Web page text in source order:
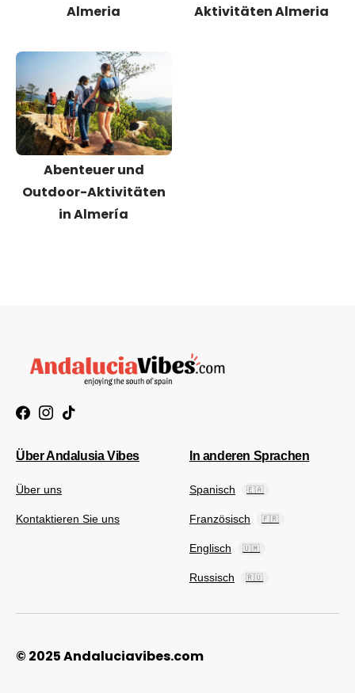
Almeria
Aktivitäten Almeria
Abenteuer und
Outdoor-Aktivitäten
in Almería
Über Andalusia Vibes
Über uns
Kontaktieren Sie uns
In anderen Sprachen
Spanisch 🇪🇦
Französisch 🇫🇷
Englisch 🇺🇲
Russisch 🇷🇺
© 2025 Andaluciavibes.com